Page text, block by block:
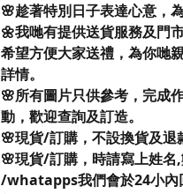
🌸趁著特別日子表達心意，
🌼我哋有提供送貨服務及門
希望方便大家送禮，為你哋
詳情。
🌸所有圖片只供參考，完成
動，歡迎查詢及訂造。
🌸現貨/訂購，不設換貨及退
🌸現貨/訂購，時請寫上姓
/whatapps我們會於24小內